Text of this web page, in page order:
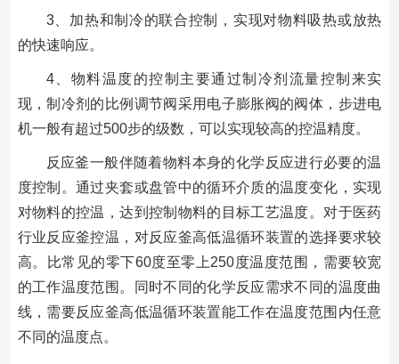
3、加热和制冷的联合控制，实现对物料吸热或放热
的快速响应。
4、物料温度的控制主要通过制冷剂流量控制来实
现，制冷剂的比例调节阀采用电子膨胀阀的阀体，步进电
机一般有超过500步的级数，可以实现较高的控温精度。
反应釜一般伴随着物料本身的化学反应进行必要的温
度控制。通过夹套或盘管中的循环介质的温度变化，实现
对物料的控温，达到控制物料的目标工艺温度。对于医药
行业反应釜控温，对反应釜高低温循环装置的选择要求较
高。比常见的零下60度至零上250度温度范围，需要较宽
的工作温度范围。同时不同的化学反应需求不同的温度曲
线，需要反应釜高低温循环装置能工作在温度范围内任意
不同的温度点。